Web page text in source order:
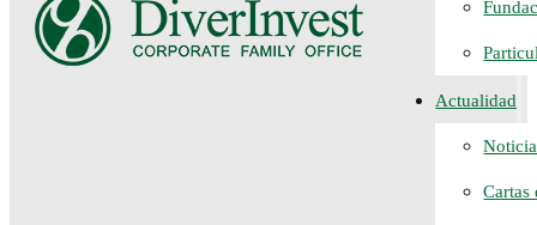
Actualidad
Cartas